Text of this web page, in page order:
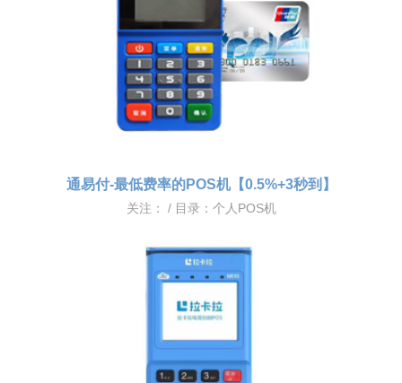
通易付-最低费率的POS机【0.5%+3秒到】
关注： / 目录： 个人POS机